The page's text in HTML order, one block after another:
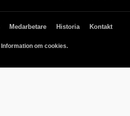
Medarbetare Historia Kontakt
Information om cookies.